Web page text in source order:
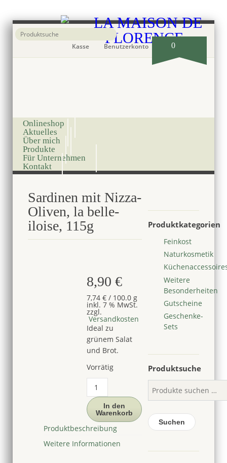
Kasse Benutzerkonto 0
Onlineshop
Aktuelles
Über mich
Produkte
Für Unternehmen
Kontakt
Sardinen mit Nizza-
Oliven, la belle-
iloise, 115g
8,90€
7,74€ / 100.0 g
inkl. 7 % MwSt.
zzgl.
Versandkosten
Ideal zu
grünem Salat
und Brot.
Vorrätig
Sardinen
mit
Nizza-
Oliven,
la
iloise,
In den
Warenkorb
Produktbeschreibung
Weitere Informationen
Produktkategorien
Feinkost
Naturkosmetik
Weitere
Besonderheiten
Gutscheine
Geschenke-
Sets
Produktsuche
Suchen